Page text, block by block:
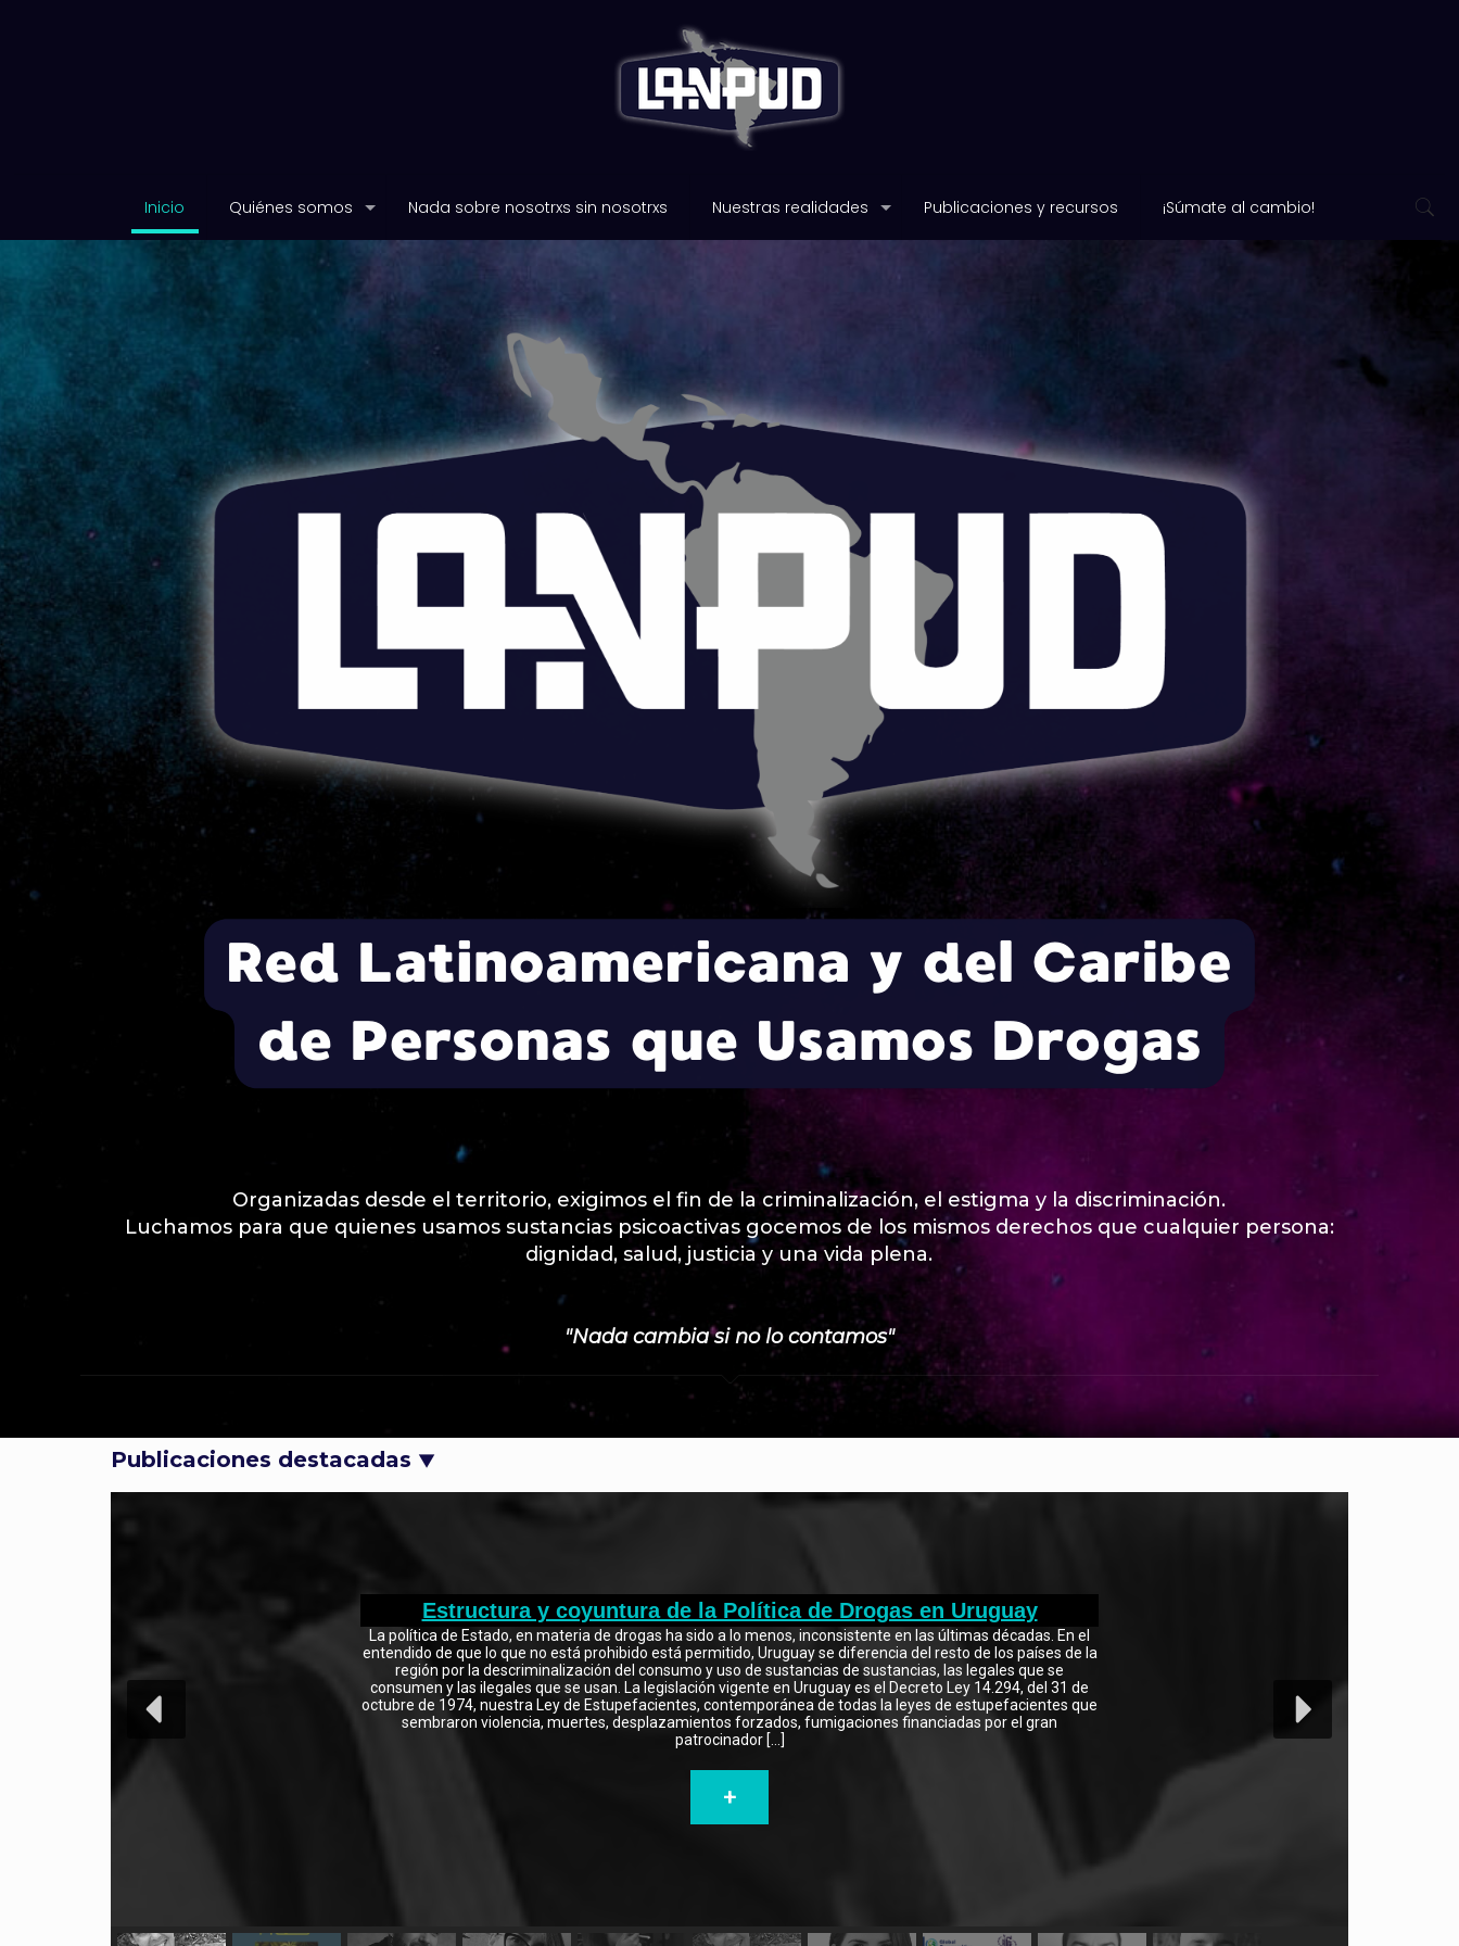
Inicio Quiénes somos Nada sobre nosotrxs sin nosotrxs Nuestras realidades Publicaciones y recursos ¡Súmate al cambio!
Organizadas desde el territorio, exigimos el fin de la criminalización, el estigma y la discriminación.
Luchamos para que quienes usamos sustancias psicoactivas gocemos de los mismos derechos que cualquier persona:
dignidad, salud, justicia y una vida plena.
"Nada cambia si no lo contamos"
Publicaciones destacadas ▼
Estructura y coyuntura de la Política de Drogas en Uruguay
La política de Estado, en materia de drogas ha sido a lo menos, inconsistente en las últimas décadas. En el
entendido de que lo que no está prohibido está permitido, Uruguay se diferencia del resto de los países de la
región por la descriminalización del consumo y uso de sustancias de sustancias, las legales que se
consumen y las ilegales que se usan. La legislación vigente en Uruguay es el Decreto Ley 14.294, del 31 de
octubre de 1974, nuestra Ley de Estupefacientes, contemporánea de todas la leyes de estupefacientes que
sembraron violencia, muertes, desplazamientos forzados, fumigaciones financiadas por el gran
patrocinador[…]
+